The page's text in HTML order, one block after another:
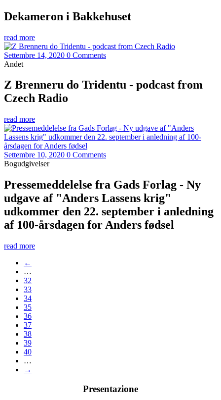
Dekameron i Bakkehuset
read more
Settembre 14, 2020 0 Comments
Andet
Z Brenneru do Tridentu - podcast from
Czech Radio
read more
Settembre 10, 2020 0 Comments
Bogudgivelser
Pressemeddelelse fra Gads Forlag - Ny
udgave af "Anders Lassens krig"
udkommer den 22. september i anledning
af 100-årsdagen for Anders fødsel
read more
←
…
32
33
34
35
36
37
38
39
40
…
→
Presentazione